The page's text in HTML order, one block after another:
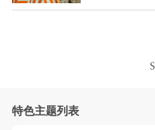
特色主题列表